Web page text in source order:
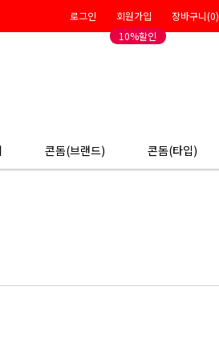
로그인
회원가입
10%할인
장바구니(0)
콘돔(브랜드) 콘돔(타입)